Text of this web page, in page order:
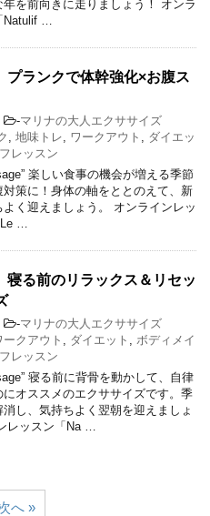
を前向きに走りましょう！ オンラ
Natulif …
ランクで体幹強化×お腹ス
-マリナの大人エクササイズ
地味トレ ワークアウト
ダイエッ
レッスン
楽しい食事の機会が増える季節
策に！身体の軸をととのえて、新
く迎えましょう。 オンラインレッ
…
る前のリラックス＆リセッ
-マリナの大人エクササイズ
ークアウト ダイエット
ボディメイ
レッスン
寝る前に背骨を動かして、自律
オススメのエクササイズです。季
し、気持ちよく翌朝を迎えましょ
レッスン「Na …
へ »